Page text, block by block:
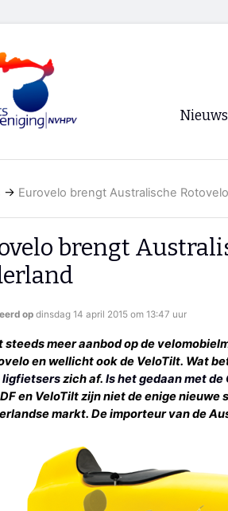
Nieuws
RSS
→ Eurovelo brengt Australische
brengt
op dinsdag 14 april 2015 om 13:47 uur
steeds meer aanbod op de
en wellicht ook de VeloTilt. Wat
ligfietserszich af. Is het gedaan met
en VeloTilt zijn niet de enige
markt. De importeur van de